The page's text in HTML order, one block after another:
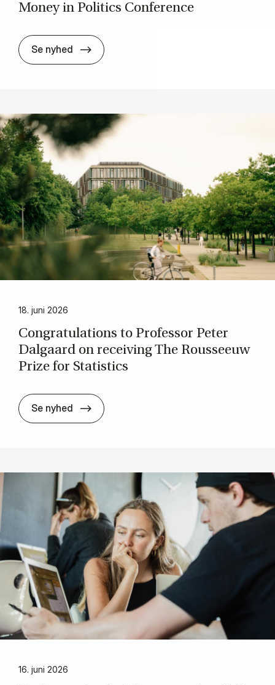
Mo­ney in Po­li­ti­cs Con­fe­ren­ce
Se nyhed Mo­ney in Po­li­ti­cs Con­fe­ren­ce
18. juni 2026
Con­grat­u­la­tions to Pro­fess­or Peter
Dal­gaard on re­ceiv­ing The Rousseeuw
Prize for Stat­ist­ics
Se nyhed Con­grat­u­la­tions to Pro­fess­or Peter
16. juni 2026